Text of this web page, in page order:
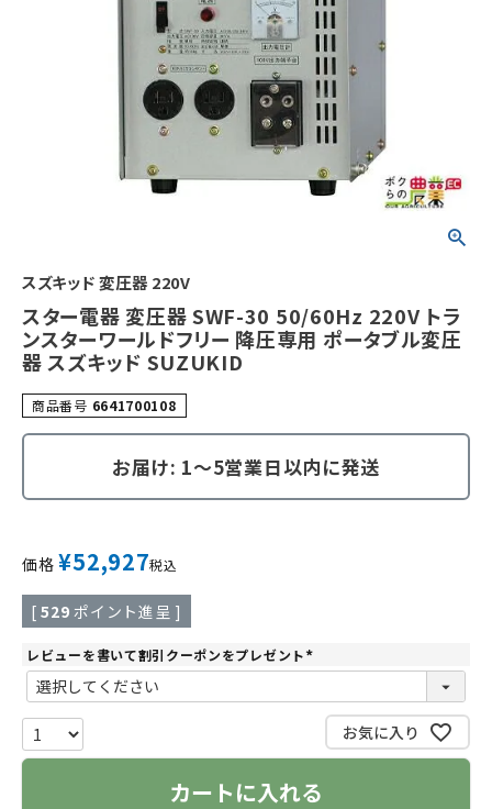
スズキッド 変圧器 220V
スター電器 変圧器 SWF-30 50/60Hz 220V トラ
ンスターワールドフリー 降圧専用 ポータブル変圧
器 スズキッド SUZUKID
商品番号 6641700108
お届け: 1～5営業日以内に発送
価格 ¥52,927税込
[ 529 ポイント進呈 ]
レビューを書いて割引クーポンをプレゼント
(
)
お気に入り
カートに入れる